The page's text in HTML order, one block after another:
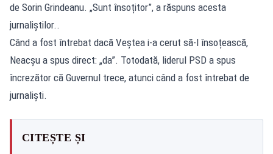
de Sorin Grindeanu. „Sunt însoțitor”, a răspuns acesta
jurnaliștilor..
Când a fost întrebat dacă Veștea i-a cerut să-l însoțească,
Neacșu a spus direct: „da”. Totodată, liderul PSD a spus
încrezător că Guvernul trece, atunci când a fost întrebat de
jurnaliști.
CITEȘTE ȘI